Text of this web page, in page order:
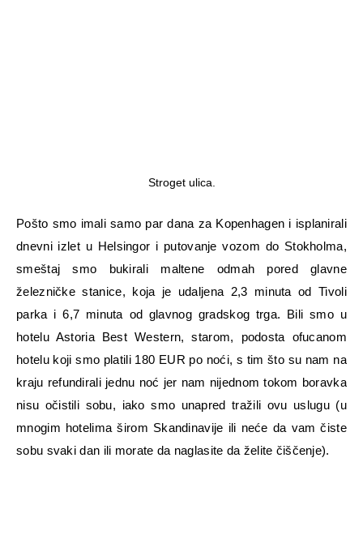
Stroget ulica.
Pošto smo imali samo par dana za Kopenhagen i isplanirali
dnevni izlet u Helsingor i putovanje vozom do Stokholma,
smeštaj smo bukirali maltene odmah pored glavne
železničke stanice, koja je udaljena 2,3 minuta od Tivoli
parka i 6,7 minuta od glavnog gradskog trga. Bili smo u
hotelu Astoria Best Western, starom, podosta ofucanom
hotelu koji smo platili 180 EUR po noći, s tim što su nam na
kraju refundirali jednu noć jer nam nijednom tokom boravka
nisu očistili sobu, iako smo unapred tražili ovu uslugu (u
mnogim hotelima širom Skandinavije ili neće da vam čiste
sobu svaki dan ili morate da naglasite da želite čiščenje).